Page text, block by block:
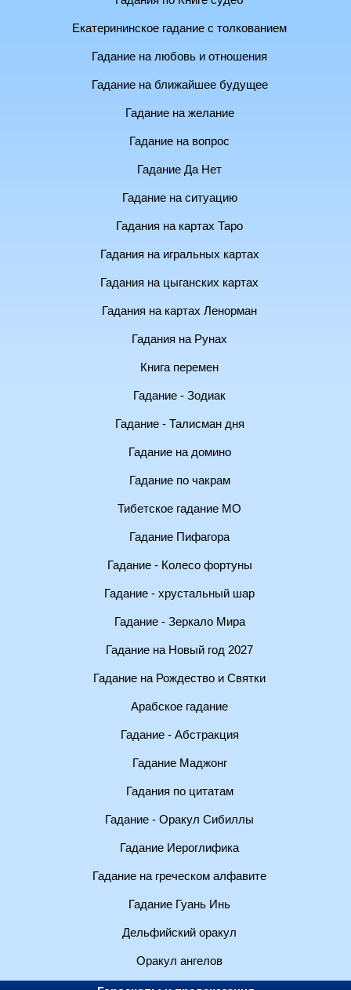
Екатерининское гадание с толкованием
Гадание на любовь и отношения
Гадание на ближайшее будущее
Гадание на желание
Гадание на вопрос
Гадание Да Нет
Гадание на ситуацию
Гадания на картах Таро
Гадания на игральных картах
Гадания на цыганских картах
Гадания на картах Ленорман
Гадания на Рунах
Книга перемен
Гадание - Зодиак
Гадание - Талисман дня
Гадание на домино
Гадание по чакрам
Тибетское гадание МО
Гадание Пифагора
Гадание - Колесо фортуны
Гадание - хрустальный шар
Гадание - Зеркало Мира
Гадание на Новый год 2027
Гадание на Рождество и Святки
Арабское гадание
Гадание - Абстракция
Гадание Маджонг
Гадания по цитатам
Гадание - Оракул Сибиллы
Гадание Иероглифика
Гадание на греческом алфавите
Гадание Гуань Инь
Дельфийский оракул
Оракул ангелов